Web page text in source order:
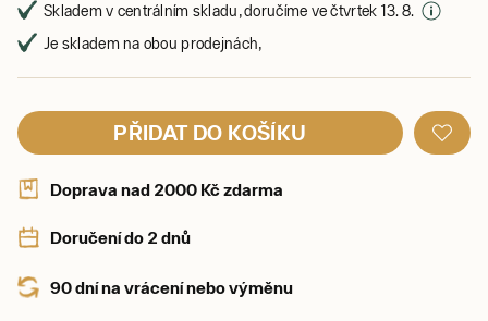
Skladem v centrálním skladu, doručíme ve čtvrtek 13. 8.
Je skladem na obou prodejnách,
PŘIDAT DO KOŠÍKU
Doprava nad 2000 Kč zdarma
Doručení do 2 dnů
90 dní na vrácení nebo výměnu